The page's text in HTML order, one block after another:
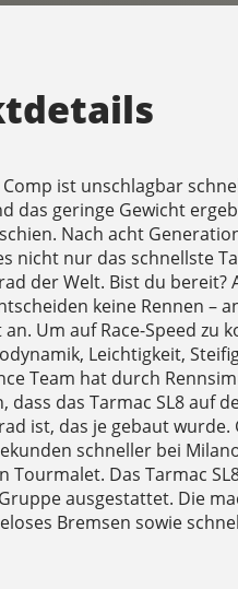
Comp ist unschlagbar
das geringe Gewicht
Nach acht
nicht nur das schnellste
der Welt. Bist du bereit?
keine Rennen –
Um auf Race-Speed zu
Leichtigkeit,
Team hat durch
dass das Tarmac SL8 auf
ist, das je gebaut wurde.
schneller bei
Tourmalet. Das Tarmac
Gruppe ausgestattet. Die
Bremsen sowie